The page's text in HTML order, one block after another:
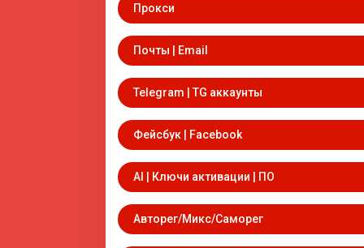
Прокси
Почты | Email
Telegram | TG аккаунты
Фейсбук | Facebook
AI | Ключи активации | ПО
Авторег/Микс/Саморег